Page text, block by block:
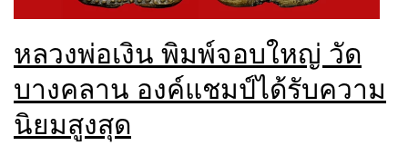
หลวงพ่อเงิน พิมพ์จอบใหญ่ วัด
บางคลาน องค์แชมป์ได้รับความ
นิยมสูงสุด